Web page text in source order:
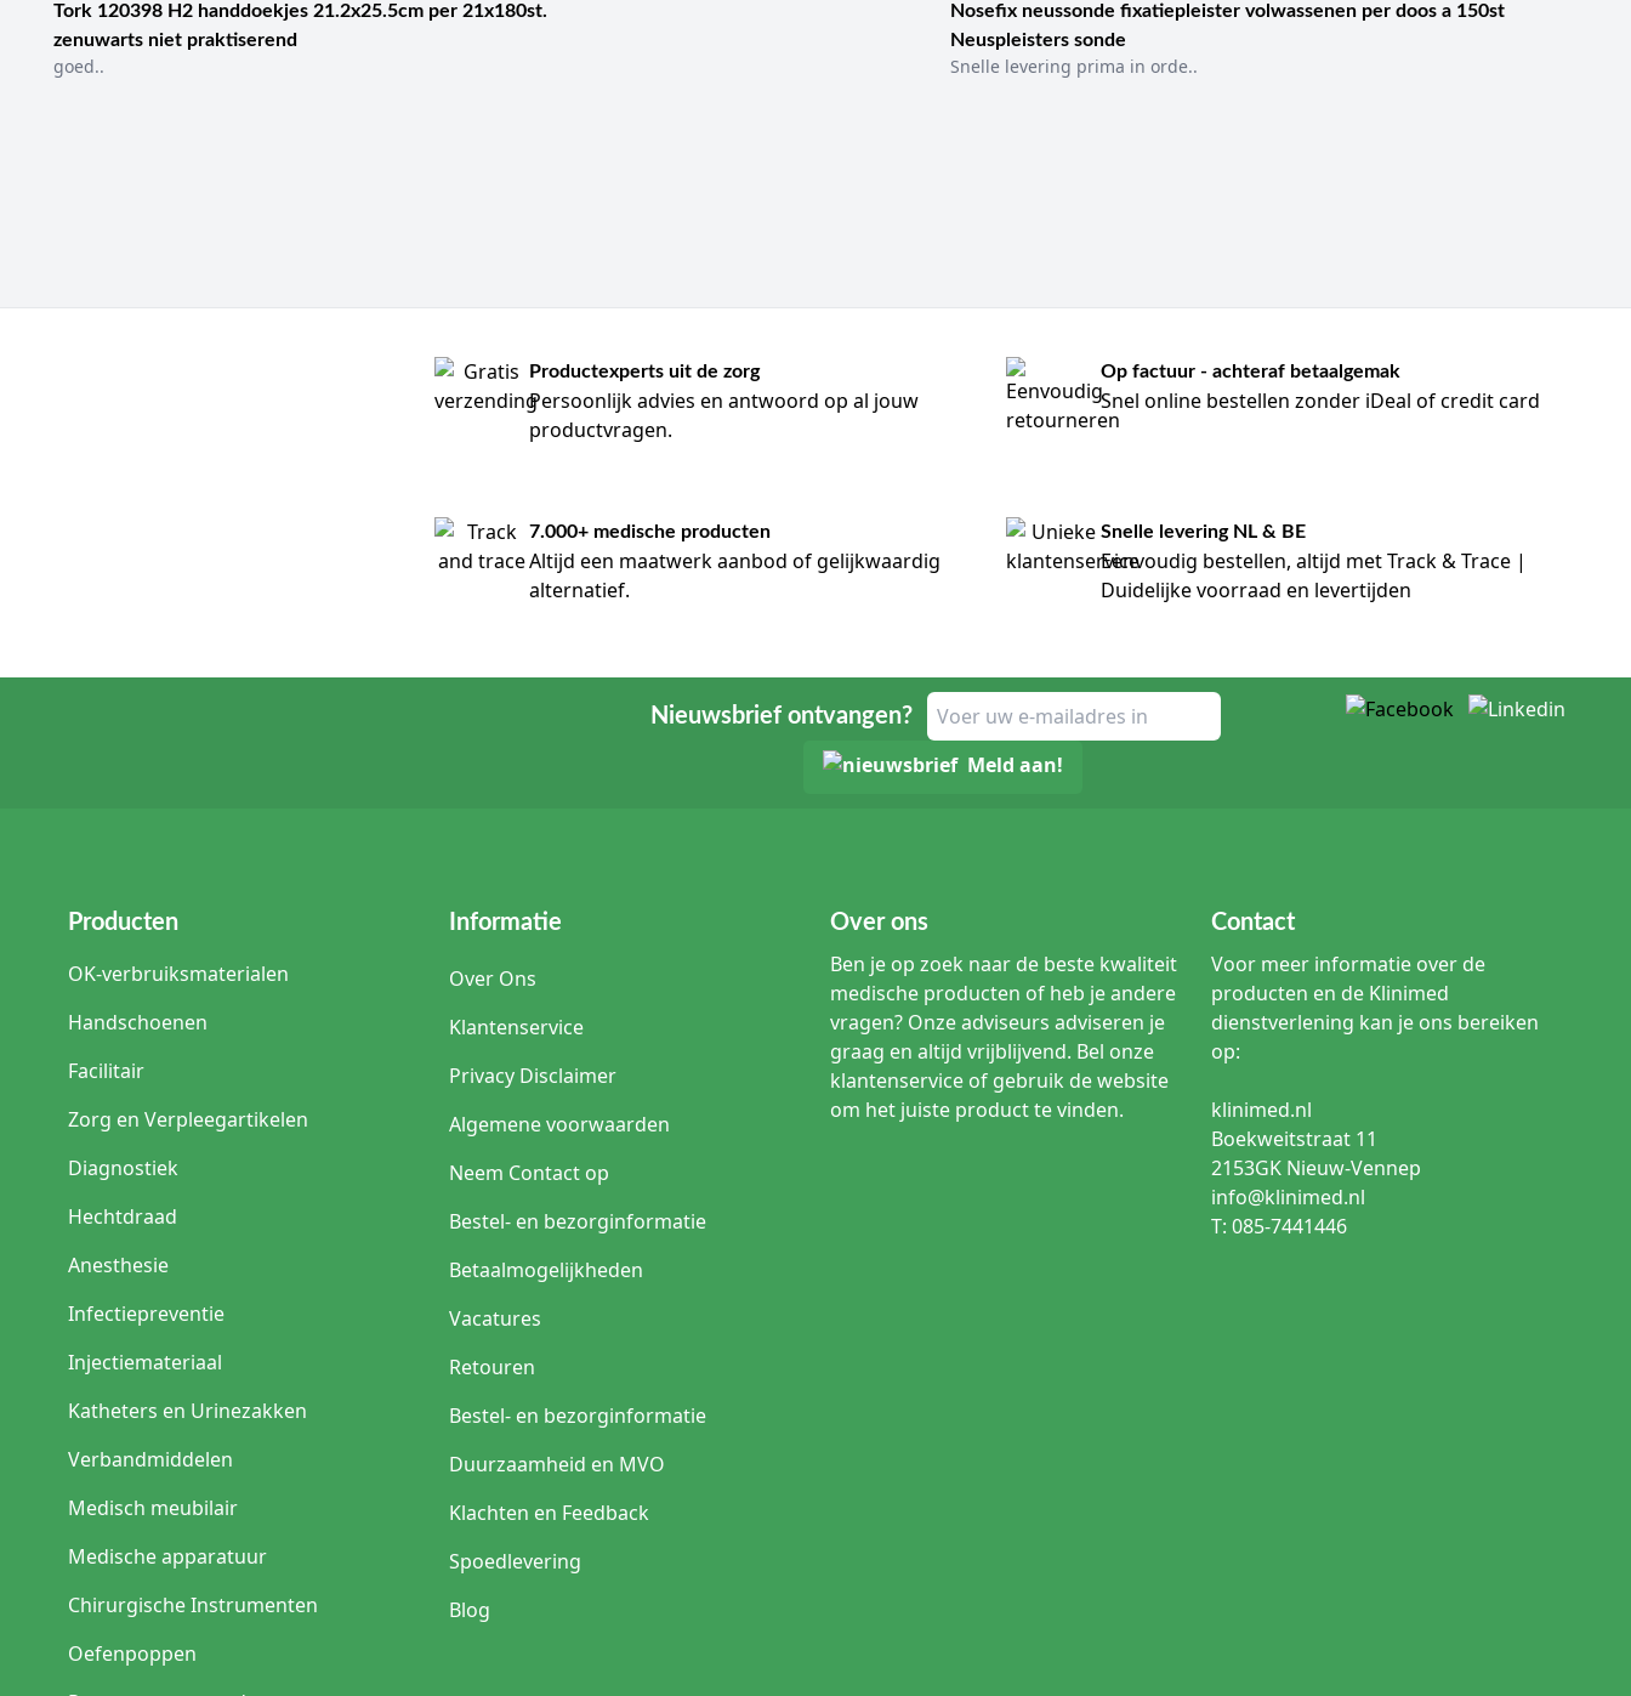
Tork 120398 H2 handdoekjes 21.2x25.5cm per 21x180st.
zenuwarts niet praktiserend
goed..
Nosefix neussonde fixatiepleister volwassenen per doos a 150st
Neuspleisters sonde
Snelle levering prima in orde..
Productexperts uit de zorg
Persoonlijk advies en antwoord op al jouw
productvragen.
Op factuur - achteraf betaalgemak
Snel online bestellen zonder iDeal of credit card
7.000+ medische producten
Altijd een maatwerk aanbod of gelijkwaardig
alternatief.
Snelle levering NL & BE
Eenvoudig bestellen, altijd met Track & Trace |
Duidelijke voorraad en levertijden
Nieuwsbrief ontvangen?
Meld aan!
Producten
OK-verbruiksmaterialen
Handschoenen
Facilitair
Zorg en Verpleegartikelen
Diagnostiek
Hechtdraad
Anesthesie
Infectiepreventie
Injectiemateriaal
Katheters en Urinezakken
Verbandmiddelen
Medisch meubilair
Medische apparatuur
Chirurgische Instrumenten
Oefenpoppen
Informatie
Over Ons
Klantenservice
Privacy Disclaimer
Algemene voorwaarden
Neem Contact op
Bestel- en bezorginformatie
Betaalmogelijkheden
Vacatures
Retouren
Bestel- en bezorginformatie
Duurzaamheid en MVO
Klachten en Feedback
Spoedlevering
Blog
Over ons
Ben je op zoek naar de beste kwaliteit
medische producten of heb je andere
vragen? Onze adviseurs adviseren je
graag en altijd vrijblijvend. Bel onze
klantenservice of gebruik de website
om het juiste product te vinden.
Contact
Voor meer informatie over de
producten en de Klinimed
dienstverlening kan je ons bereiken
op:
klinimed.nl
Boekweitstraat 11
2153GK Nieuw-Vennep
info@klinimed.nl
T: 085-7441446